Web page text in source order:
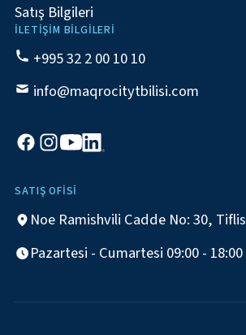
Satış Bilgileri
İLETIŞIM BILGILERI
+995 32 2 00 10 10
info@maqrocitytbilisi.com
SATIŞ OFISI
Noe Ramishvili Cadde No: 30, Tiflis
Pazartesi - Cumartesi 09:00 - 18:00